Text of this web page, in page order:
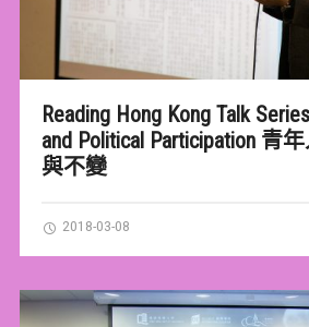
Reading Hong Kong Talk
and Political Participation 青
與不變
2018-03-08